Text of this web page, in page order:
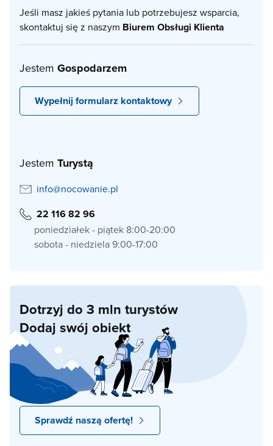
Jeśli masz jakieś pytania lub potrzebujesz wsparcia,
skontaktuj się z naszym Biurem Obsługi Klienta
Jestem Gospodarzem
Wypełnij formularz kontaktowy
Jestem Turystą
info@nocowanie.pl
22 116 82 96
poniedziałek - piątek 8:00-20:00
sobota - niedziela 9:00-17:00
Dotrzyj do 3 mln turystów
Dodaj swój obiekt
Sprawdź naszą ofertę!